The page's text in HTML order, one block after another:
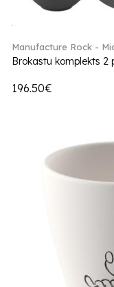
Manufacture Rock -
Brokastu komplekts 2
196.50€